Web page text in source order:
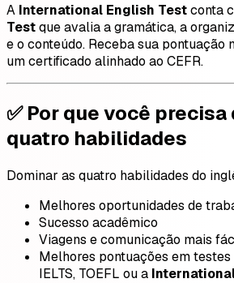
A International English Testconta
Testque avalia a gramática, a
e o conteúdo. Receba sua pontuação
um certificado alinhado ao CEFR.
✅ Por que você
quatro habilidades
Dominar as quatro habilidades do
Melhores oportunidades de
Sucesso acadêmico
Viagens e comunicação mais
Melhores pontuações em
IELTS, TOEFL ou a